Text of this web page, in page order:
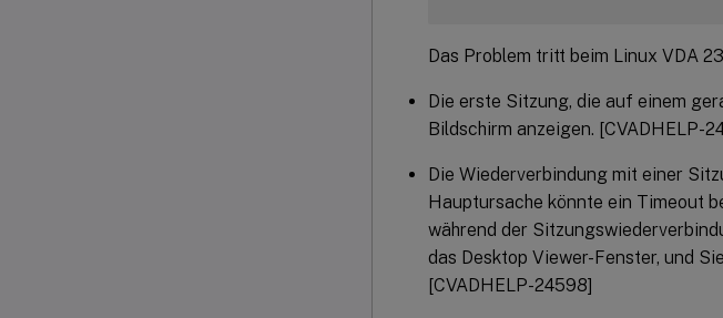
Das Problem tritt beim Linux VDA
Die erste Sitzung, die auf einem
Bildschirm anzeigen. [CVADHELP-
Die Wiederverbindung mit einer
Hauptursache könnte ein Timeout
während der
das Desktop Viewer-Fenster, und
[CVADHELP-24598]